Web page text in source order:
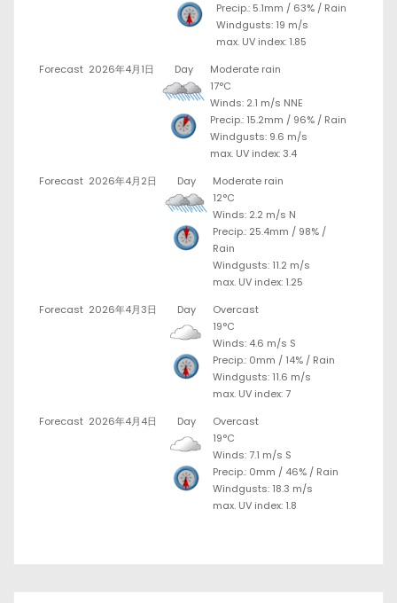
Precip.: 5.1mm / 63% / Rain
Windgusts: 19 m/s
max. UV index: 1.85
Forecast 2026年4月1日 Day
Moderate rain
17°C
Winds: 2.1 m/s NNE
Precip.: 15.2mm / 96% / Rain
Windgusts: 9.6 m/s
max. UV index: 3.4
Forecast 2026年4月2日 Day
Moderate rain
12°C
Winds: 2.2 m/s N
Precip.: 25.4mm / 98% /
Rain
Windgusts: 11.2 m/s
max. UV index: 1.25
Forecast 2026年4月3日 Day
Overcast
19°C
Winds: 4.6 m/s S
Precip.: 0mm / 14% / Rain
Windgusts: 11.6 m/s
max. UV index: 7
Forecast 2026年4月4日 Day
Overcast
19°C
Winds: 7.1 m/s S
Precip.: 0mm / 46% / Rain
Windgusts: 18.3 m/s
max. UV index: 1.8